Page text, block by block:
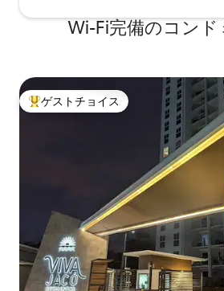
Wi-Fi完備のコンド
大好評のゲストチョイスです。
ゲストチョイス